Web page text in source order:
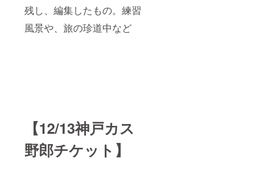
残し、編集したもの。練習
風景や、旅の珍道中など
【12/13神戸カス
野郎チケット】